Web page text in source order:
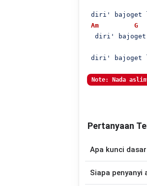
diri' bajoget
Am
G
diri'
diri' bajoget
Note: Nada
Pertanyaan
Apa kunci
sehingga lebih
Siapa penyanyi